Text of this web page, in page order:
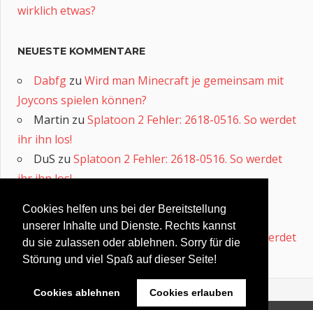
Cookies helfen uns bei der Bereitstellung
unserer Inhalte und Dienste. Rechts kannst
du sie zulassen oder ablehnen. Sorry für die
Störung und viel Spaß auf dieser Seite!
Cookies ablehnen Cookies erlauben
wirklich etwas?
NEUESTE KOMMENTARE
Dabfg zu Wird man Minecraft je gemeinsam mit
Joycons spielen können?
Martin zu Splatoon 2 Fehler: 2618-0516. So werdet
ihr ihn los!
DuS zu Splatoon 2 Fehler: 2618-0516. So werdet
ihr ihn los!
werdet ihr ihn los!
edd3efzuSplatoon 2 Fehler: 2618-0516. So werdet
ihr ihn los!